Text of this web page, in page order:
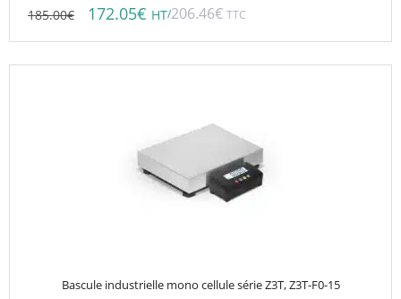
185.00€ 172.05€ HT/206.46€ TTC
Bascule industrielle mono cellule série Z3T, Z3T-F0-15